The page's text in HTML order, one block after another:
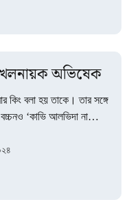
খলনায়ক অভিষেক
কিং বলা হয় তাকে। তার সঙ্গে
‘কাভি আলভিদা না…